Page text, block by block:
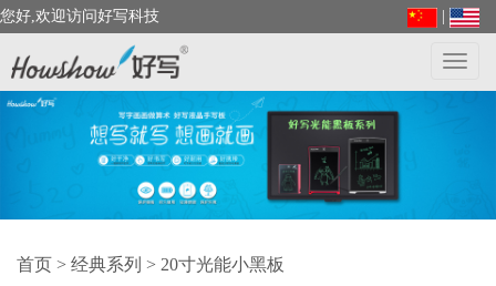
您好,欢迎访问好写科技
首页 > 经典系列 > 20寸光能小黑板